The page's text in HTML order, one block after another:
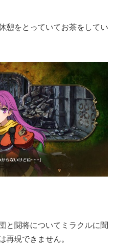
憩をとっていてお茶をしてい
と闘将についてミラクルに聞
再現できません。